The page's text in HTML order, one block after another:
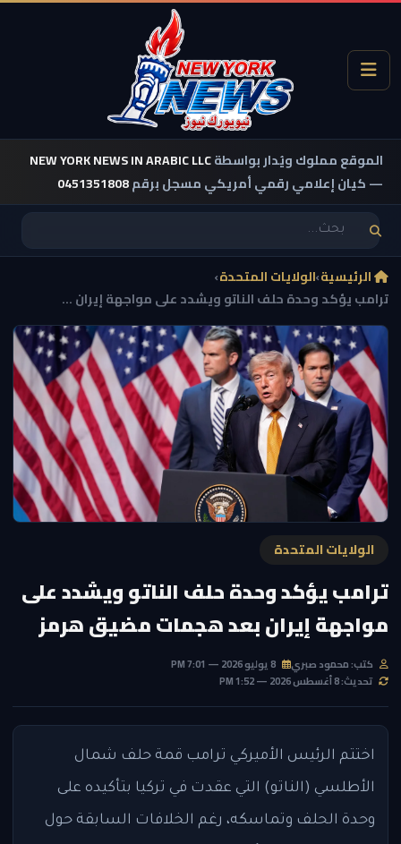
الموقع مملوك ويُدار بواسطةNEW YORK NEWS IN ARABIC LLC
— كيان إعلامي رقمي أمريكي مسجل برقم0451351808
الرئيسية›الولايات المتحدة›
ترامب يؤكد وحدة حلف الناتو ويشدد على مواجهة إيران ...
الولايات المتحدة
ترامب يؤكد وحدة حلف الناتو ويشدد على
مواجهة إيران بعد هجمات مضيق هرمز
كتب: محمود صبري
تحديث: 8 أغسطس 2026 — 1:52 PM
اختتم الرئيس الأميركي ترامب قمة حلف شمال
الأطلسي (الناتو) التي عقدت في تركيا بتأكيده على
وحدة الحلف وتماسكه، رغم الخلافات السابقة حول